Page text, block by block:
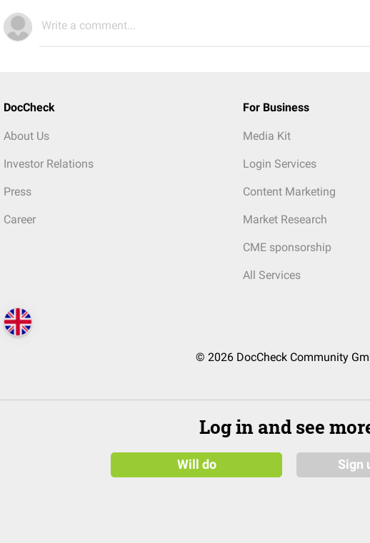
Write a comment...
DocCheck
About Us
Investor Relations
Press
Career
For Business
Media Kit
Login Services
Content Marketing
Market Research
CME sponsorship
All Services
© 2026 DocCheck Community
Log in and see
Will do Sign